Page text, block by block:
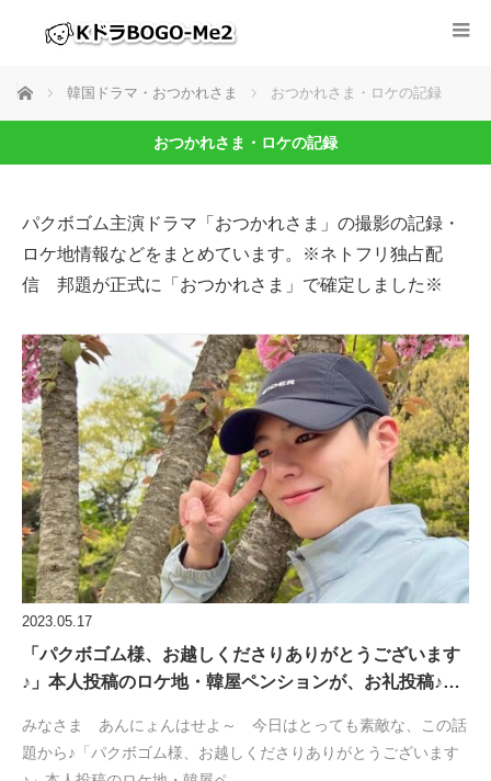
ホーム 韓国ドラマ・おつかれさま おつかれさま・ロケの記録
おつかれさま・ロケの記録
パクボゴム主演ドラマ「おつかれさま」の撮影の記録・
ロケ地情報などをまとめています。※ネトフリ独占配
信 邦題が正式に「おつかれさま」で確定しました※
2023.05.17
「パクボゴム様、お越しくださりありがとうございます
♪」本人投稿のロケ地・韓屋ペンションが、お礼投稿♪…
みなさま あんにょんはせよ～ 今日はとっても素敵な、この話
題から♪「パクボゴム様、お越しくださりありがとうございます